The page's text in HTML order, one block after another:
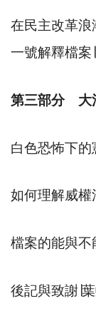
在民主改革浪
一號解釋檔案
第三部分 大
白色恐怖下
如何理解威權
檔案的能與不
後記與致謝